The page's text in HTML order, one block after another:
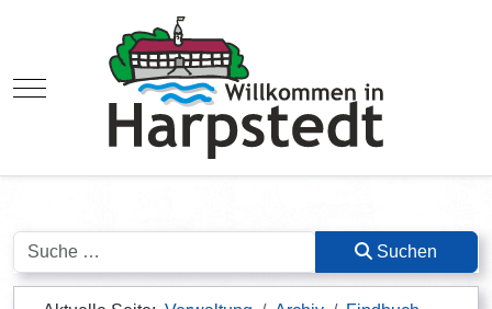
Mobile Menu Toggle
Suchen Suchen